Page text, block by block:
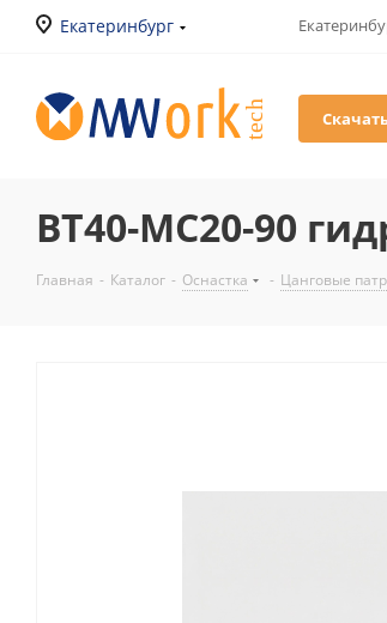
Екатеринбург
BT40-MC20-90
Главная - Каталог - Оснастка - Цанговые